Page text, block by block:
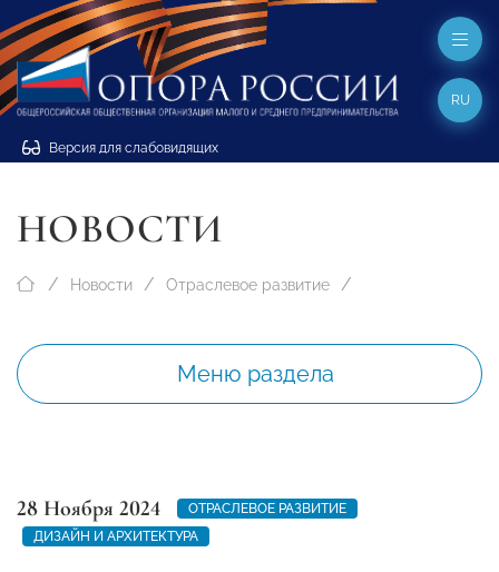
Версия для слабовидящих
RU
НОВОСТИ
Новости Отраслевое развитие
Меню раздела
28 Ноября 2024
ОТРАСЛЕВОЕ РАЗВИТИЕ
ДИЗАЙН И АРХИТЕКТУРА